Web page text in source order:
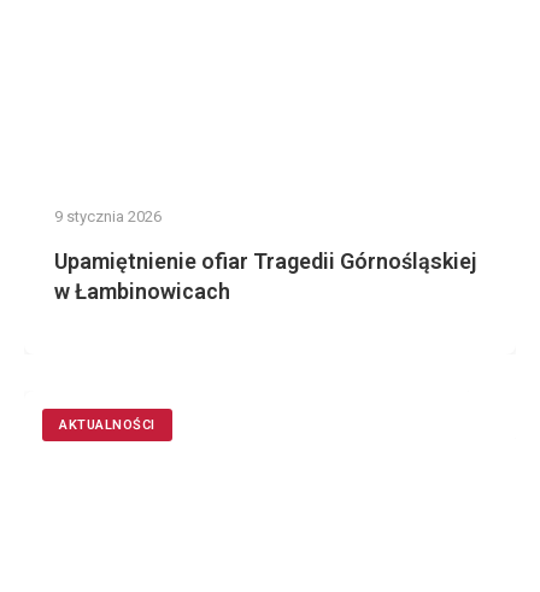
9 stycznia 2026
Upamiętnienie ofiar Tragedii Górnośląskiej
w Łambinowicach
AKTUALNOŚCI